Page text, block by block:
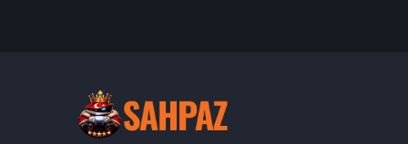
Ubisoft
Rockstar Games